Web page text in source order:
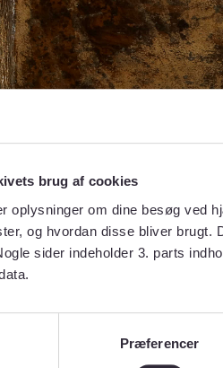
brug af cookies
oplysninger om dine besøg ved
og hvordan disse bliver
sider indeholder 3. parts
Præferencer